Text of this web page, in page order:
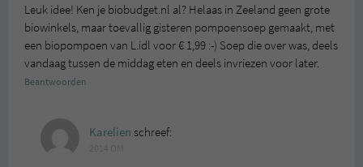
Leuk idee! Ken je biobudget.nl al? Helaas in Zeeland geen grote
biowinkels, maar toevallig gisteren pompoensoep gemaakt, met
een biopompoen van L.idl voor € 1,99 :-) Soep die over was, deels
vandaag tussen de middag eten en deels invriezen voor later.
Beantwoorden
Karelien schreef: